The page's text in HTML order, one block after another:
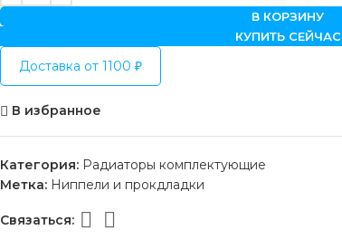
В КОРЗИНУ
КУПИТЬ СЕЙЧАС
Доставка от 1100 ₽
В избранное
Категория: Радиаторы комплектующие
Метка: Ниппели и прокдладки
Связаться: